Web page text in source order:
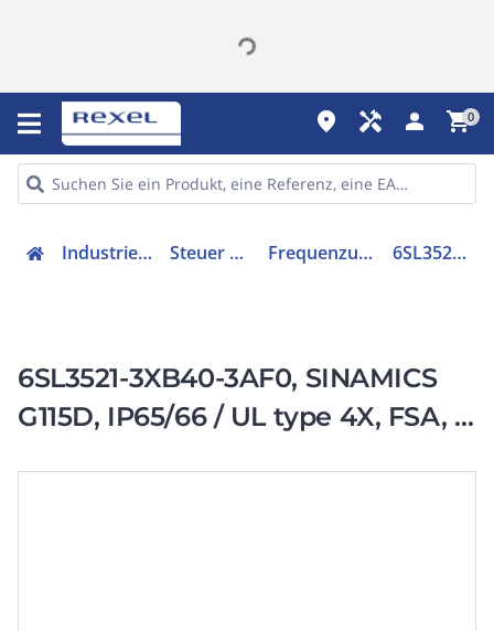
place handyman person shopping_cart0
Industriekomponenten Steuer & Regelgeräte Frequenzumrichter =< 1 kV 6SL35213XB403AF0
6SL3521-3XB40-3AF0, SINAMICS
G115D, IP65/66 / UL type 4X, FSA, 3